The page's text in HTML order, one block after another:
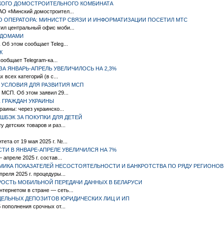
ДОМОСТРОИТЕЛЬНОГО КОМБИНАТА
«Минский домостроител...
МИНИСТР СВЯЗИ И ИНФОРМАТИЗАЦИИ ПОСЕТИЛ МТС
центральный офис моби...
этом сообщает Teleg...
Telegram-ка...
ЯНВАРЬ-АПРЕЛЬ УВЕЛИЧИЛОСЬ НА 2,3%
всех категорий (в с...
ДЛЯ РАЗВИТИЯ МСП
МСП. Об этом заявил 29...
ГРАЖДАН УКРАИНЫ
через украинско...
ЗА ПОКУПКИ ДЛЯ ДЕТЕЙ
товаров и раз...
от 19 мая 2025 г. №...
В ЯНВАРЕ-АПРЕЛЕ УВЕЛИЧИЛСЯ НА 7%
2025 г. состав...
ПОКАЗАТЕЛЕЙ НЕСОСТОЯТЕЛЬНОСТИ И БАНКРОТСТВА ПО РЯДУ РЕГИОНОВ
2025 г. процедуры...
МОБИЛЬНОЙ ПЕРЕДАЧИ ДАННЫХ В БЕЛАРУСИ
в стране — сеть...
ДЕПОЗИТОВ ЮРИДИЧЕСКИХ ЛИЦ И ИП
срочных от...